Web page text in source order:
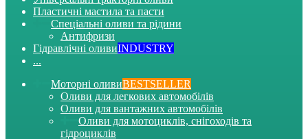
Пластичні мастила та пасти
Спеціальні оливи та рідини
Антифризи
Гідравлічні оливиINDUSTRY
...
Моторні оливиBESTSELLER
Оливи для легкових автомобілів
Оливи для вантажних автомобілів
Оливи для мотоциклів, снігоходів та
гідроциклів